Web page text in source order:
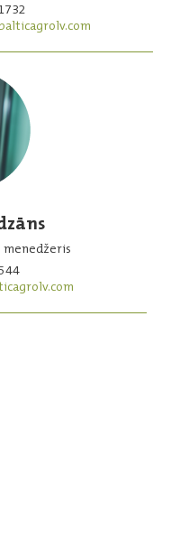
menedžeris